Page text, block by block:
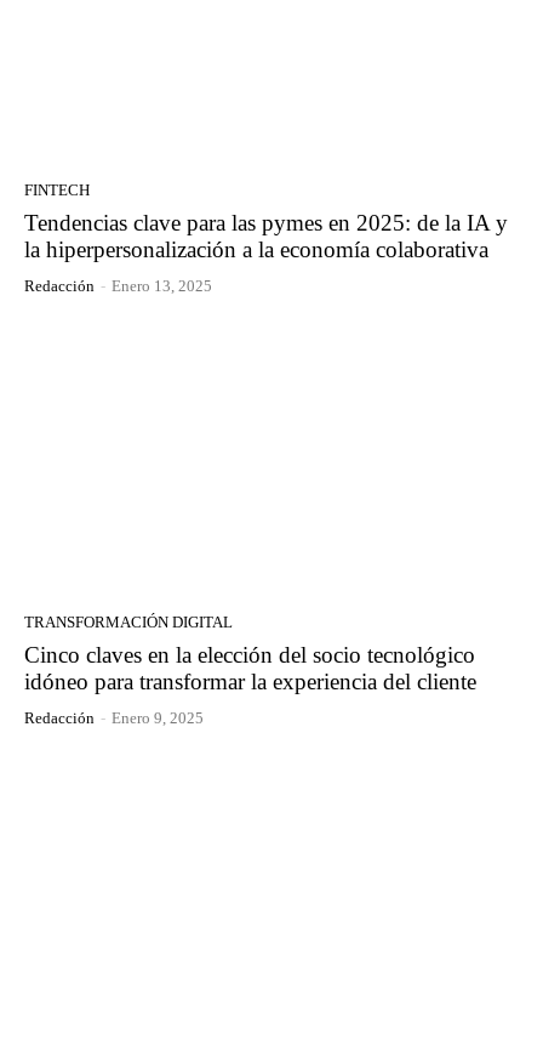
FINTECH
Tendencias clave para las pymes en 2025: de la IA y
la hiperpersonalización a la economía colaborativa
Redacción - Enero 13, 2025
TRANSFORMACIÓN DIGITAL
Cinco claves en la elección del socio tecnológico
idóneo para transformar la experiencia del cliente
Redacción - Enero 9, 2025